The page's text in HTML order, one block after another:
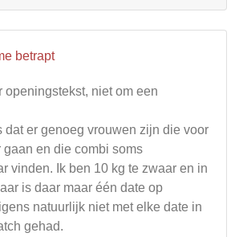
betrapt
openingstekst, niet om een
dat er genoeg vrouwen zijn die voor
gaan en die combi soms
vinden. Ik ben 10 kg te zwaar en in
is daar maar één date op
natuurlijk niet met elke date in
gehad.